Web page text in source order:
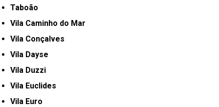
Taboão
Vila Caminho do Mar
Vila Conçalves
Vila Dayse
Vila Duzzi
Vila Euclides
Vila Euro